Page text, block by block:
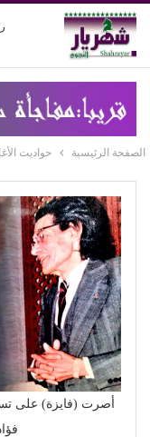
الصفحة الرئيسية حواديت
أصرت (فايزة) على